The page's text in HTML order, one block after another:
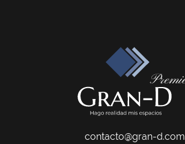
contacto@gran-d.com